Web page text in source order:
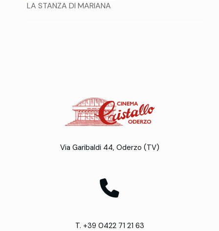
LA STANZA DI MARIANA
Via Garibaldi 44, Oderzo (TV)
T. +39 0422 71 21 63